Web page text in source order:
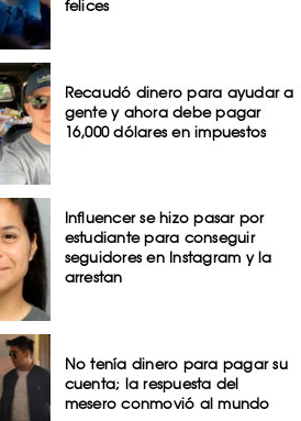
felices
Recaudó dinero para ayudar a
gente y ahora debe pagar
16,000 dólares en impuestos
Influencer se hizo pasar por
estudiante para conseguir
seguidores en Instagram y la
arrestan
No tenía dinero para pagar su
cuenta; la respuesta del
mesero conmovió al mundo